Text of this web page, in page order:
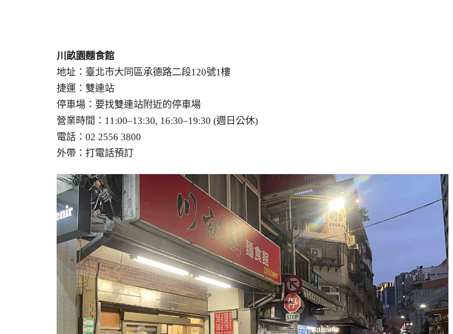
川畝園麵食館
地址：臺北市大同區承德路二段120號1樓
捷運：雙連站
停車場：要找雙連站附近的停車場
營業時間：11:00–13:30, 16:30–19:30 (週日公休)
電話：02 2556 3800
外帶：打電話預訂